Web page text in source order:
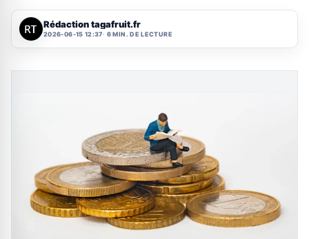
Rédaction tagafruit.fr
2026-06-15 12:37 6 MIN. DE LECTURE